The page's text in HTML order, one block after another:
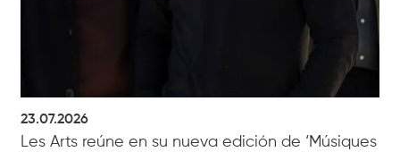
23.07.2026
Les Arts reúne en su nueva edición de ‘Músiques